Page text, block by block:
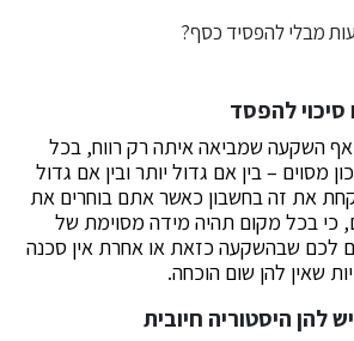
להפסד
אף השקעה שמביאה איתה רק רווח, בכל
מסוים – בין אם גדול יותר ובין אם גדול
את זה בחשבון כאשר אתם בוחרים את
בכל מקום תהיה מידה מסוימת של
לכם שבהשקעה כזאת או אחרת אין סכנה
שאין להן שום הוכחה.
להן היסטוריה חיובית